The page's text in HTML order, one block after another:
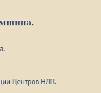
Центров НЛП.